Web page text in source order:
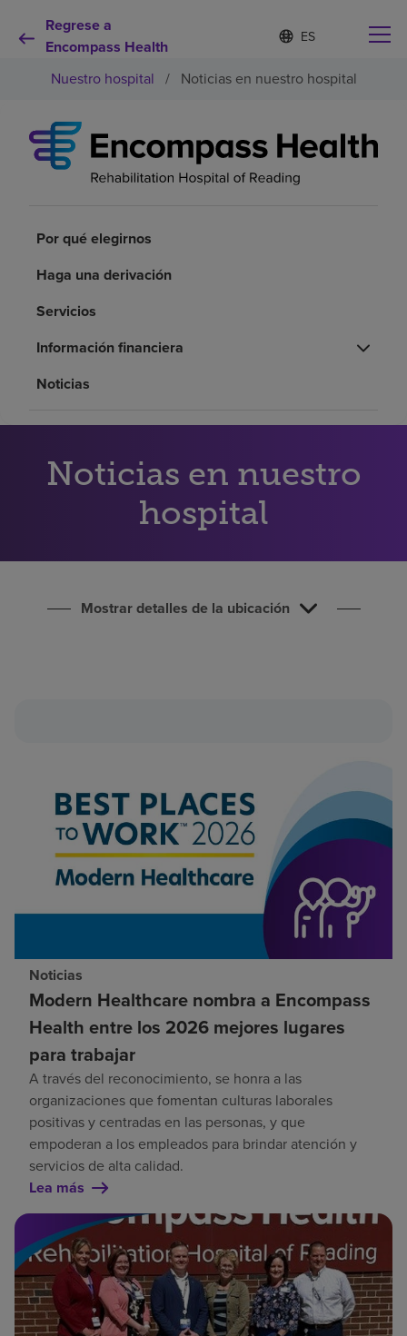
Regrese a
Encompass Health
Lista
de
idiomas
contraída
d
o
s
e
e
Por qué debe elegirnos
Recursos de salud
Inversores
Nuestro hospital / Noticias en nuestro hospital
Por qué elegirnos
Haga una derivación
Servicios
Información financiera
Noticias
Noticias en nuestro
hospital
Mostrar detalles de la ubicación
Noticias
Modern Healthcare nombra a Encompass
Health entre los 2026 mejores lugares
para trabajar
A través del reconocimiento, se honra a las
organizaciones que fomentan culturas laborales
positivas y centradas en las personas, y que
empoderan a los empleados para brindar atención y
servicios de alta calidad.
Lea más